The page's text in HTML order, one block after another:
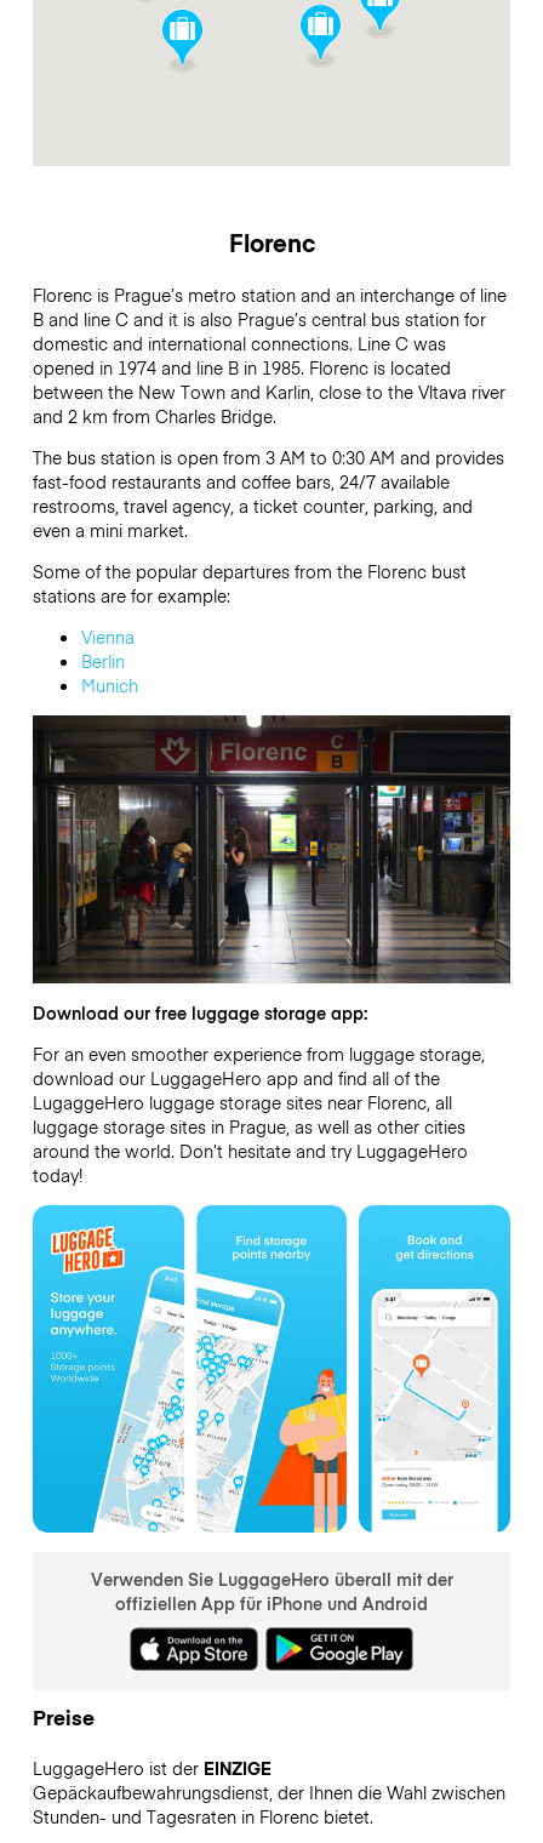
Florenc
Florenc is Prague’s metro station and an interchange of line
B and line C and it is also Prague’s central bus station for
domestic and international connections. Line C was
opened in 1974 and line B in 1985. Florenc is located
between the New Town and Karlin, close to the Vltava river
and 2 km from Charles Bridge.
The bus station is open from 3 AM to 0:30 AM and provides
fast-food restaurants and coffee bars, 24/7 available
restrooms, travel agency, a ticket counter, parking, and
even a mini market.
Some of the popular departures from the Florenc bust
stations are for example:
Vienna
Berlin
Munich
Download our free luggage storage app:
For an even smoother experience from luggage storage,
download our LuggageHero app and find all of the
LugaggeHero luggage storage sites near Florenc, all
luggage storage sites in Prague, as well as other cities
around the world. Don’t hesitate and try LuggageHero
today!
Verwenden Sie LuggageHero überall mit der
offiziellen App für iPhone und Android
Preise
LuggageHero ist der EINZIGE
Gepäckaufbewahrungsdienst, der Ihnen die Wahl zwischen
Stunden- und Tagesraten in Florenc bietet.